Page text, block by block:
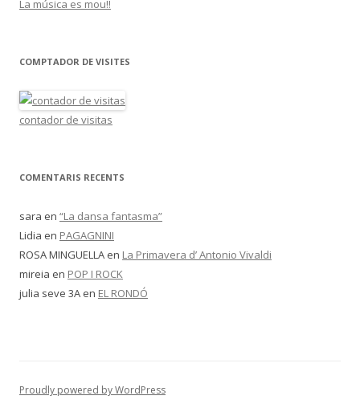
La música es mou!!
COMPTADOR DE VISITES
contador de visitas
COMENTARIS RECENTS
sara en “La dansa fantasma”
Lidia en PAGAGNINI
ROSA MINGUELLA en La Primavera d’ Antonio Vivaldi
mireia en POP I ROCK
julia seve 3A en EL RONDÓ
Proudly powered by WordPress